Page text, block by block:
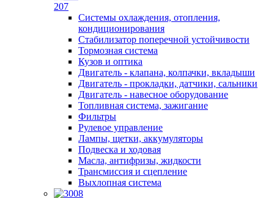
207
Системы охлаждения, отопления,
кондиционирования
Стабилизатор поперечной устойчивости
Тормозная система
Кузов и оптика
Двигатель - клапана, колпачки, вкладыши
Двигатель - прокладки, датчики, сальники
Двигатель - навесное оборудование
Топливная система, зажигание
Фильтры
Рулевое управление
Лампы, щетки, аккумуляторы
Подвеска и ходовая
Масла, антифризы, жидкости
Трансмиссия и сцепление
Выхлопная система